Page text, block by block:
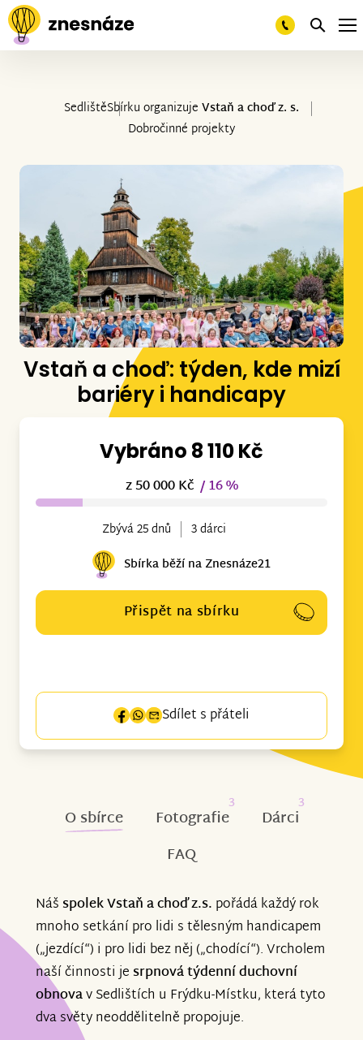
SedlištěSbírku organizuje Vstaň a choď z. s.
Dobročinné projekty
Vstaň a choď: týden, kde mizí
bariéry i handicapy
Vybráno 8 110 Kč
z 50 000 Kč / 16 %
Zbývá 25 dnů
3 dárci
Sbírka běží na Znesnáze21
Přispět na sbírku
Sdílet s přáteli
O sbírce Fotografie
3
Dárci
3
FAQ
Nášspolek Vstaň a choď z.s. pořádá každý rok
mnoho setkání pro lidi s tělesným handicapem
(„jezdící“) i pro lidi bez něj („chodící“). Vrcholem
naší činnosti jesrpnová týdenní duchovní
obnovav Sedlištích u Frýdku-Místku, která tyto
dva světy neoddělitelně propojuje.